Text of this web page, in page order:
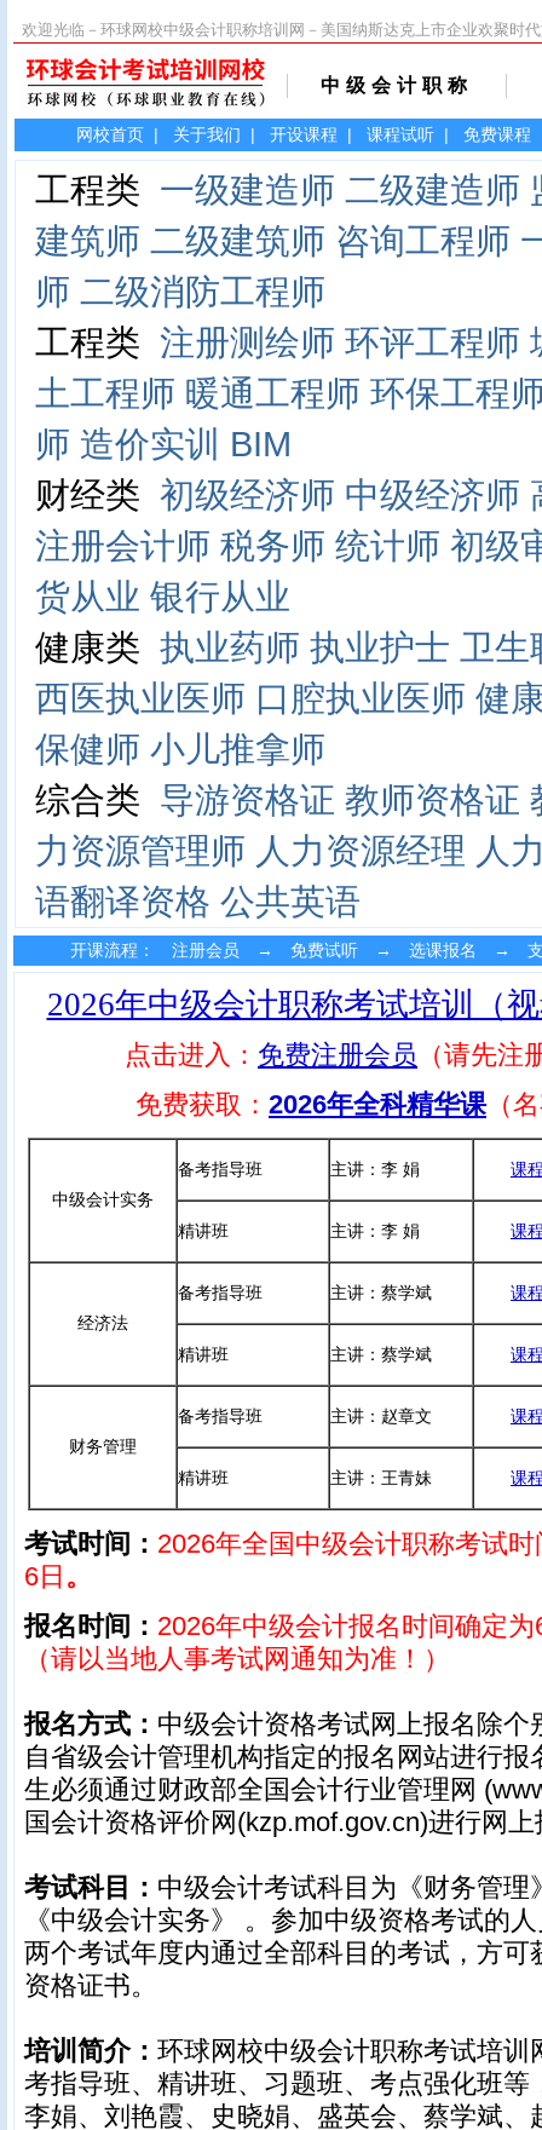
欢迎光临－环球网校中级会计职称培训网－美国纳斯达克上市企业欢聚时
中级会计职称
网校首页 | 关于我们 | 开设课程 | 课程试听 | 免费课程
工程类 一级建造师 二级建造师
建筑师 二级建筑师 咨询工程师
师 二级消防工程师
工程类 注册测绘师 环评工程师
土工程师 暖通工程师 环保工程
师 造价实训 BIM
财经类 初级经济师 中级经济师
注册会计师 税务师 统计师 初级
货从业 银行从业
健康类 执业药师 执业护士 卫生
西医执业医师 口腔执业医师 健
保健师 小儿推拿师
综合类 导游资格证 教师资格证
力资源管理师 人力资源经理 人
语翻译资格 公共英语
开课流程： 注册会员 → 免费试听 → 选课报名 →
2026年中级会计职称考试培训（
点击进入： 免费注册会员 （请先注
免费获取： 2026年全科精华课（
中级会计实务
备考指导班 主讲：李 娟 课
精讲班 主讲：李 娟 课
经济法
备考指导班 主讲：蔡学斌 课
精讲班 主讲：蔡学斌 课
财务管理
备考指导班 主讲：赵章文 课
精讲班 主讲：王青妹 课
考试时间： 2026年全国中级会计职称考试
6日 。
报名时间： 2026年中级会计报名时间确定
（请以当地人事考试网通知为准！）
报名方式： 中级会计资格考试网上报名除个
自省级会计管理机构指定的报名网站进行报
生必须通过财政部全国会计行业管理网
国会计资格评价网(kzp.mof.gov.cn)进行网
考试科目： 中级会计考试科目为《财务管理
《中级会计实务》 。参加中级资格考试的
两个考试年度内通过全部科目的考试，方可
资格证书。
培训简介： 环球网校中级会计职称考试培训
考指导班、精讲班、习题班、考点强化班等
李娟、刘艳霞、
史晓娟、盛英会、蔡学斌、